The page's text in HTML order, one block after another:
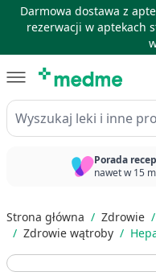
Darmowa dostawa z
rezerwacji w aptekach
Wyszukaj leki i inne produkty
Porada
nawet w 15
Strona główna / Zdrowie /
/ Zdrowie wątroby /